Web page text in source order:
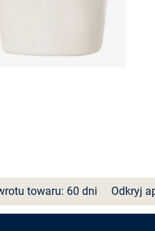
towaru: 60 dni Odkryj